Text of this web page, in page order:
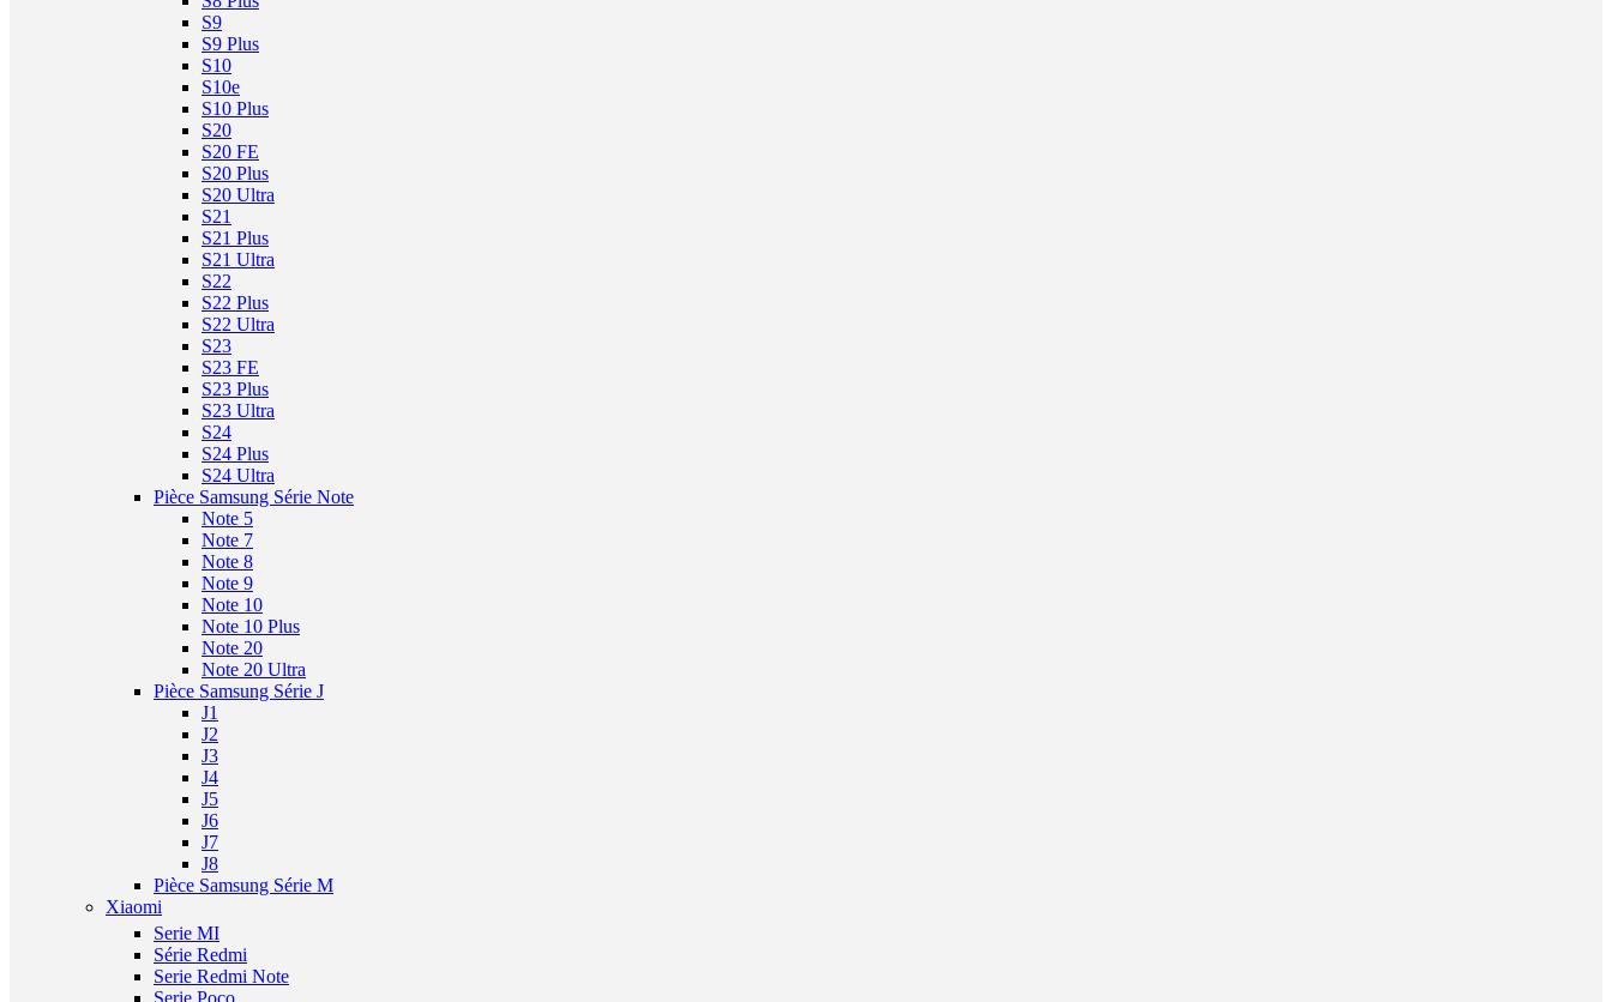
S9
S9 Plus
S10
S10e
S10 Plus
S20
S20 FE
S20 Plus
S20 Ultra
S21
S21 Plus
S21 Ultra
S22
S22 Plus
S22 Ultra
S23
S23 FE
S23 Plus
S23 Ultra
S24
S24 Plus
S24 Ultra
Pièce Samsung Série Note
Note 5
Note 7
Note 8
Note 9
Note 10
Note 10 Plus
Note 20
Note 20 Ultra
Pièce Samsung Série J
J1
J2
J3
J4
J5
J6
J7
J8
Pièce Samsung Série M
Xiaomi
Serie MI
Série Redmi
Serie Redmi Note
Serie Poco